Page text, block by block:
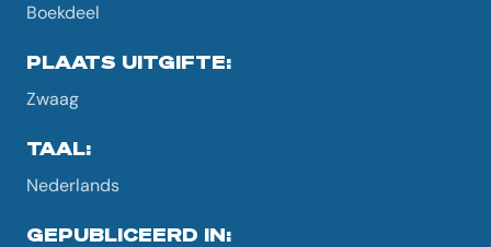
Boekdeel
PLAATS UITGIFTE:
Zwaag
TAAL:
Nederlands
GEPUBLICEERD IN: